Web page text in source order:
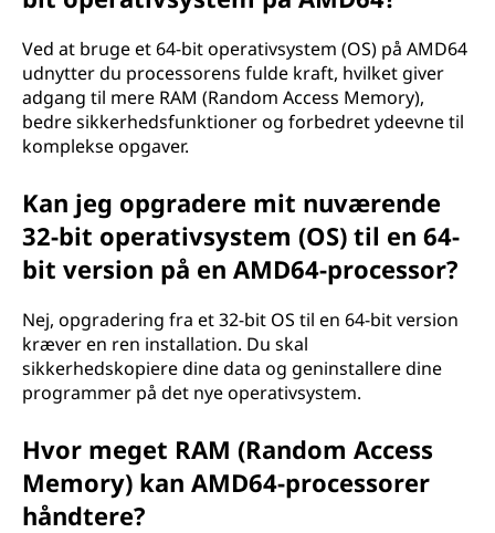
Ved at bruge et 64-bit operativsystem (OS) på AMD64
udnytter du processorens fulde kraft, hvilket giver
adgang til mere RAM (Random Access Memory),
bedre sikkerhedsfunktioner og forbedret ydeevne til
komplekse opgaver.
Kan jeg opgradere mit nuværende
32-bit operativsystem (OS) til en 64-
bit version på en AMD64-processor?
Nej, opgradering fra et 32-bit OS til en 64-bit version
kræver en ren installation. Du skal
sikkerhedskopiere dine data og geninstallere dine
programmer på det nye operativsystem.
Hvor meget RAM (Random Access
Memory) kan AMD64-processorer
håndtere?